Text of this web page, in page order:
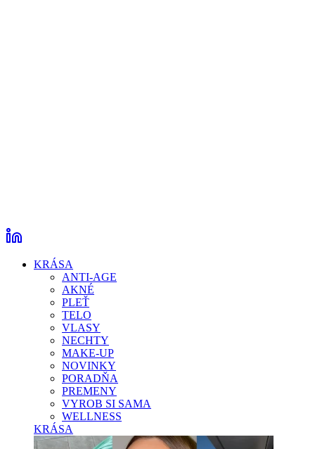
KRÁSA
ANTI-AGE
AKNÉ
PLEŤ
TELO
VLASY
NECHTY
MAKE-UP
NOVINKY
PORADŇA
PREMENY
VYROB SI SAMA
WELLNESS
KRÁSA